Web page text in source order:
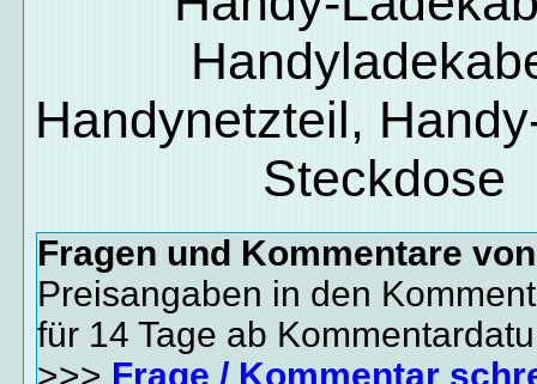
Handynetzteil,
Steckdose
Fragen und Kommentare
Preisangaben in den
für 14 Tage ab
>>> Frage / Kommentar